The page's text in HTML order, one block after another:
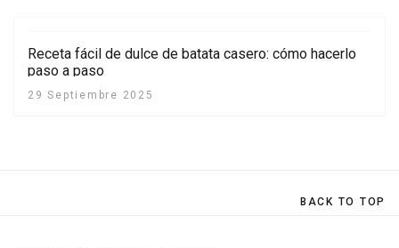
Receta fácil de dulce de batata casero: cómo hacerlo
paso a paso
29 Septiembre 2025
BACK TO TOP